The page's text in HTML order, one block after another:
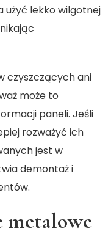
użyć lekko wilgotnej
czyszczących ani
może to
paneli. Jeśli
rozważyć ich
jest w
demontaż i
metalowe